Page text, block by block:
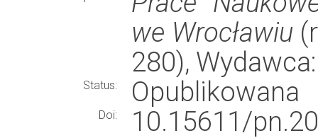
we Wrocławiu
280),
Status: Opublikowana
Doi: 10.15611/